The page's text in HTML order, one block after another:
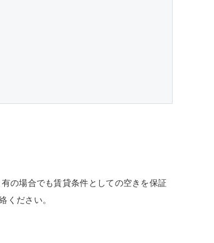
の場合でも賃貸条件としての空きを保証
ください。